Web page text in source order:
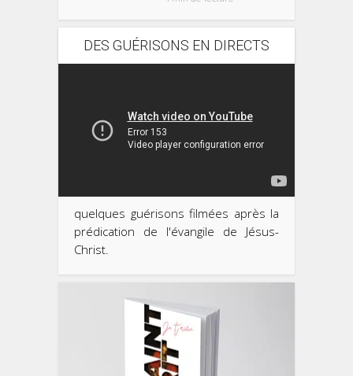
DES GUÉRISONS EN DIRECTS
quelques guérisons filmées après la
prédication de l'évangile de Jésus-
Christ.